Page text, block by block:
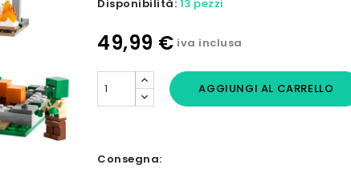
Disponibilità: 13 pezzi
49,99 € iva inclusa
AGGIUNGI AL CARRELLO
Consegna: